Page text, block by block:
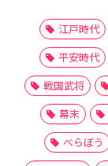
江戸時代
平安時代
戦国武将
幕末
べらぼう